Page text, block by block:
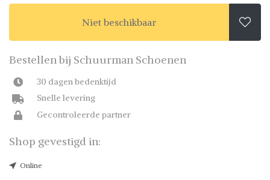
Niet beschikbaar 
Bestellen bij Schuurman Schoenen
30 dagen bedenktijd
Snelle levering
Gecontroleerde partner
Shop gevestigd in:
Online